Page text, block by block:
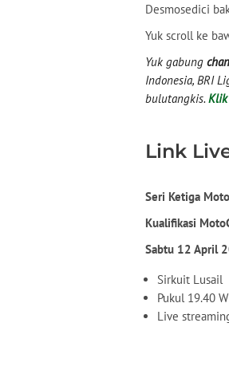
Desmosedici
Yuk scroll ke
Yuk gabung
Indonesia, BRI
bulutangkis. Klik
Link
Seri Ketiga
Kualifikasi
Sabtu 12 April
Sirkuit Lusail
Pukul 19.40
Live